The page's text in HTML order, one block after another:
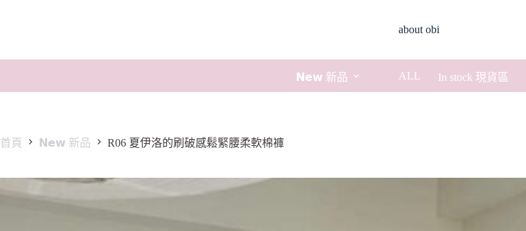
about obi
𝗡𝗲𝘄 新品 ALL In stock 現貨區
首頁 𝗡𝗲𝘄 新品 R06 夏伊洛的刷破感鬆緊腰柔軟棉褲